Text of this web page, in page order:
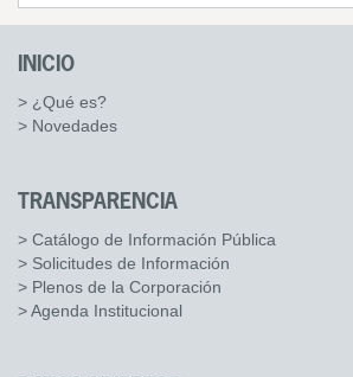
INICIO
> ¿Qué es?
> Novedades
TRANSPARENCIA
> Catálogo de Información Pública
> Solicitudes de Información
> Plenos de la Corporación
> Agenda Institucional